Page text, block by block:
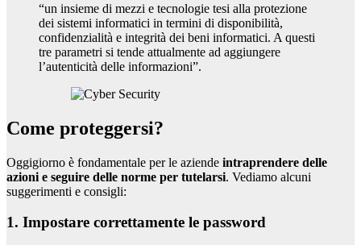
“un insieme di mezzi e tecnologie tesi alla protezione
dei sistemi informatici in termini di disponibilità,
confidenzialità e integrità dei beni informatici. A questi
tre parametri si tende attualmente ad aggiungere
l’autenticità delle informazioni”.
Come proteggersi?
Oggigiorno è fondamentale per le aziende intraprendere delle
azioni e seguire delle norme per tutelarsi. Vediamo alcuni
suggerimenti e consigli:
1. Impostare correttamente le password